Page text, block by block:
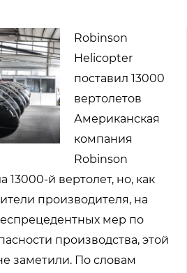
Robinson
Helicopter
поставил 13000
вертолетов
Американская
компания
Robinson
13000-й вертолет, но, как
производителя, на
мер по
производства, этой
заметили. По словам